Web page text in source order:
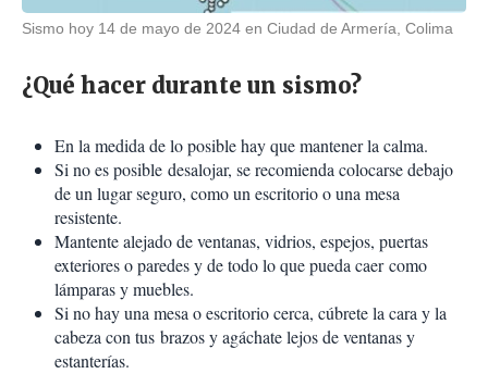
Sismo hoy 14 de mayo de 2024 en Ciudad de Armería, Colima
¿Qué hacer durante un sismo?
En la medida de lo posible hay que mantener la calma.
Si no es posible desalojar, se recomienda colocarse debajo
de un lugar seguro, como un escritorio o una mesa
resistente.
Mantente alejado de ventanas, vidrios, espejos, puertas
exteriores o paredes y de todo lo que pueda caer como
lámparas y muebles.
Si no hay una mesa o escritorio cerca, cúbrete la cara y la
cabeza con tus brazos y agáchate lejos de ventanas y
estanterías.